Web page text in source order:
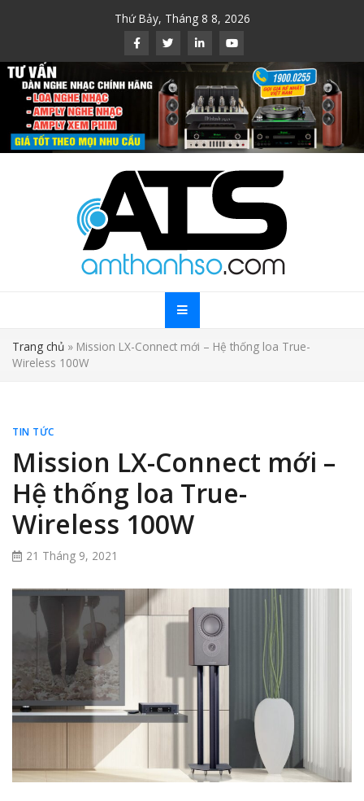
Thứ Bảy, Tháng 8 8, 2026
Trang chủ » Mission LX-Connect mới – Hệ thống loa True-
Wireless 100W
TIN TỨC
Mission LX-Connect mới –
Hệ thống loa True-
Wireless 100W
21 Tháng 9, 2021